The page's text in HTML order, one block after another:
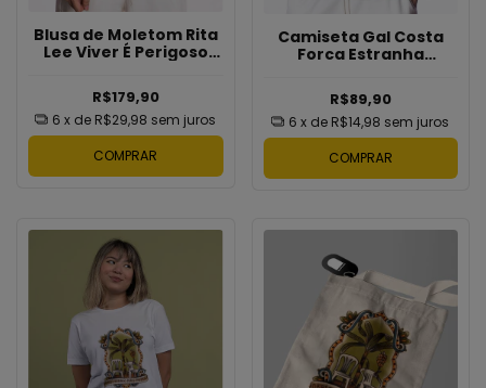
Blusa de Moletom Rita
Lee Viver É Perigoso
R$179,90
6 x de R$29,98 sem juros
COMPRAR
Camiseta Gal Costa
Forca Estranha
R$89,90
6 x de R$14,98 sem juros
COMPRAR